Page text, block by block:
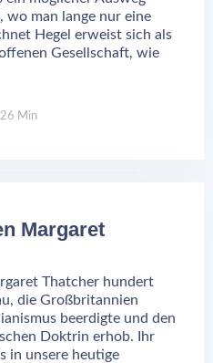
wo man lange nur eine
Hegel erweist sich als
Gesellschaft, wie
26 Min
Margaret
Thatcher hundert
die Großbritannien
beerdigte und den
Doktrin erhob. Ihr
in unsere heutige